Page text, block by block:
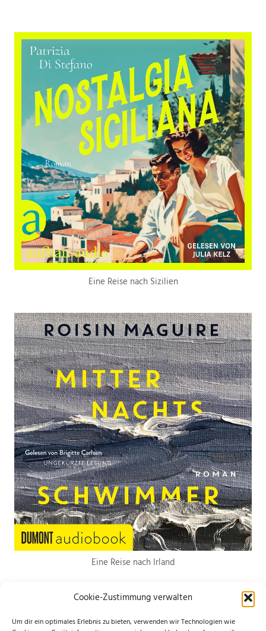
Cookie-Zustimmung verwalten
Um dir ein optimales Erlebnis zu bieten, verwenden wir Technologien wie
Eine Reise nach Sizilien
Eine Reise nach Irland